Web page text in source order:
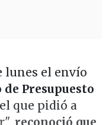
lunes el envío
Presupuesto
que pidió a
reconoció que